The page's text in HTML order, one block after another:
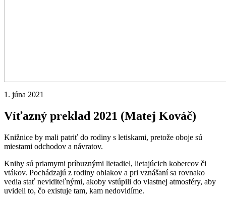
1. júna 2021
Víťazný preklad 2021 (Matej Kováč)
Knižnice by mali patriť do rodiny s letiskami, pretože oboje sú
miestami odchodov a návratov.
Knihy sú priamymi príbuznými lietadiel, lietajúcich kobercov či
vtákov. Pochádzajú z rodiny oblakov a pri vznášaní sa rovnako
vedia stať neviditeľnými, akoby vstúpili do vlastnej atmosféry, aby
uvideli to, čo existuje tam, kam nedovidíme.